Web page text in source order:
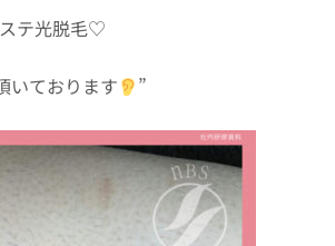
テ光脱毛♡
いております ”